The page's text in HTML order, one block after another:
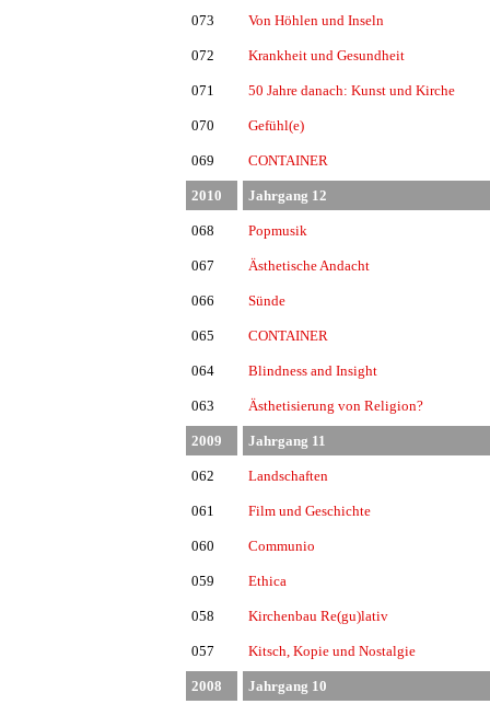
073 Von Höhlen und Inseln
072 Krankheit und Gesundheit
071 50 Jahre danach: Kunst und Kirche
070 Gefühl(e)
069 CONTAINER
2010 Jahrgang 12
068 Popmusik
067 Ästhetische Andacht
066 Sünde
065 CONTAINER
064 Blindness and Insight
063 Ästhetisierung von Religion?
2009 Jahrgang 11
062 Landschaften
061 Film und Geschichte
060 Communio
059 Ethica
058 Kirchenbau Re(gu)lativ
057 Kitsch, Kopie und Nostalgie
2008 Jahrgang 10